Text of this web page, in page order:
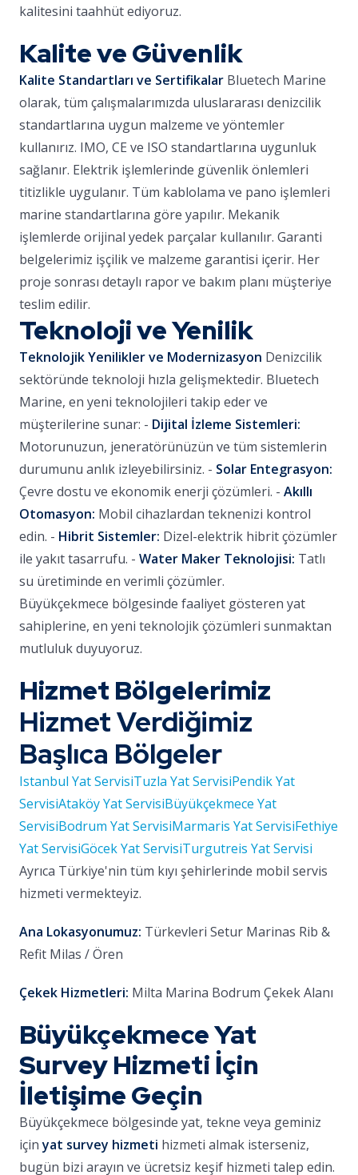
kalitesini taahhüt ediyoruz.
Kalite ve Güvenlik
Kalite Standartları ve Sertifikalar Bluetech Marine
olarak, tüm çalışmalarımızda uluslararası denizcilik
standartlarına uygun malzeme ve yöntemler
kullanırız. IMO, CE ve ISO standartlarına uygunluk
sağlanır. Elektrik işlemlerinde güvenlik önlemleri
titizlikle uygulanır. Tüm kablolama ve pano işlemleri
marine standartlarına göre yapılır. Mekanik
işlemlerde orijinal yedek parçalar kullanılır. Garanti
belgelerimiz işçilik ve malzeme garantisi içerir. Her
proje sonrası detaylı rapor ve bakım planı müşteriye
teslim edilir.
Teknoloji ve Yenilik
Teknolojik Yenilikler ve Modernizasyon Denizcilik
sektöründe teknoloji hızla gelişmektedir. Bluetech
Marine, en yeni teknolojileri takip eder ve
müşterilerine sunar: - Dijital İzleme Sistemleri:
Motorunuzun, jeneratörünüzün ve tüm sistemlerin
durumunu anlık izleyebilirsiniz. - Solar Entegrasyon:
Çevre dostu ve ekonomik enerji çözümleri. - Akıllı
Otomasyon: Mobil cihazlardan teknenizi kontrol
edin. - Hibrit Sistemler: Dizel-elektrik hibrit çözümler
ile yakıt tasarrufu. - Water Maker Teknolojisi: Tatlı
su üretiminde en verimli çözümler.
Büyükçekmece bölgesinde faaliyet gösteren yat
sahiplerine, en yeni teknolojik çözümleri sunmaktan
mutluluk duyuyoruz.
Hizmet Bölgelerimiz
Hizmet Verdiğimiz
Başlıca Bölgeler
Istanbul Yat ServisiTuzla Yat ServisiPendik Yat
ServisiAtaköy Yat ServisiBüyükçekmece Yat
ServisiBodrum Yat ServisiMarmaris Yat ServisiFethiye
Yat ServisiGöcek Yat ServisiTurgutreis Yat Servisi
Ayrıca Türkiye'nin tüm kıyı şehirlerinde mobil servis
hizmeti vermekteyiz.
Ana Lokasyonumuz: Türkevleri Setur Marinas Rib &
Refit Milas / Ören
Çekek Hizmetleri: Milta Marina Bodrum Çekek Alanı
Büyükçekmece Yat
Survey Hizmeti İçin
İletişime Geçin
Büyükçekmece bölgesinde yat, tekne veya geminiz
içinyat survey hizmeti hizmeti almak isterseniz,
bugün bizi arayın ve ücretsiz keşif hizmeti talep edin.